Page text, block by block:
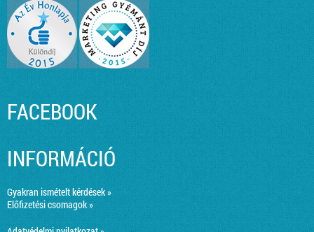
FACEBOOK
INFORMÁCIÓ
Gyakran ismételt kérdések »
Előfizetési csomagok »